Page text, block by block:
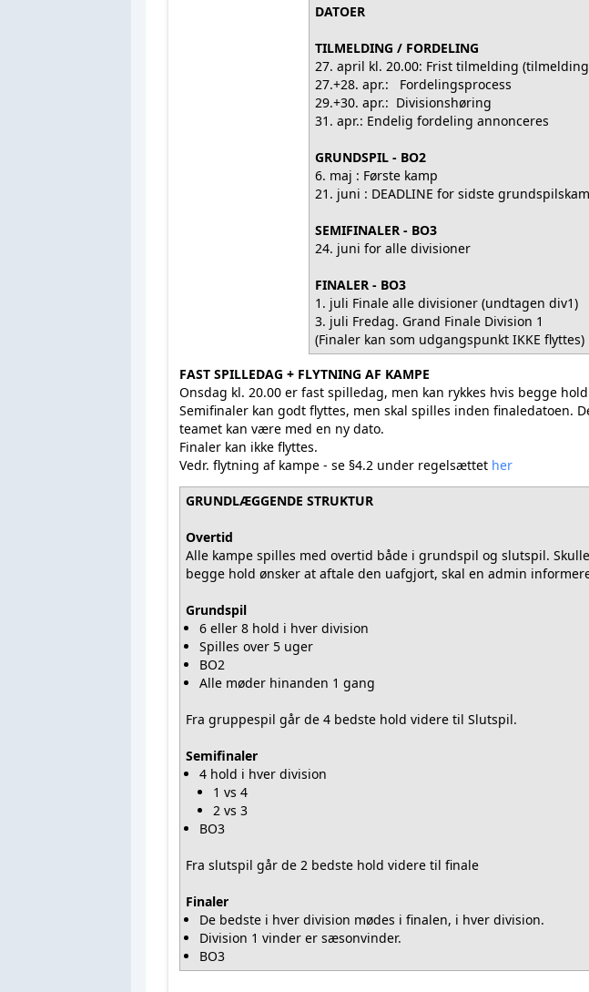
DATOER
TILMELDING / FORDELING
27. april kl. 20.00: Frist tilmelding
27.+28. apr.: Fordelingsprocess
29.+30. apr.: Divisionshøring
31. apr.: Endelig fordeling annonceres
GRUNDSPIL - BO2
6. maj : Første kamp
21. juni : DEADLINE for sidste
SEMIFINALER - BO3
24. juni for alle divisioner
FINALER - BO3
1. juli Finale alle divisioner (undtagen div1)
3. juli Fredag. Grand Finale Division 1
(Finaler kan som udgangspunkt IKKE flyttes)
FAST SPILLEDAG + FLYTNING AF KAMPE
Onsdag kl. 20.00 er fast spilledag, men kan rykkes hvis begge
Semifinaler kan godt flyttes, men skal spilles inden finaledatoen.
teamet kan være med en ny dato.
Finaler kan ikke flyttes.
Vedr. flytning af kampe - se §4.2 under regelsættet her
GRUNDLÆGGENDE STRUKTUR
Overtid
Alle kampe spilles med overtid både i grundspil og slutspil.
begge hold ønsker at aftale den uafgjort, skal en admin
Grundspil
6 eller 8 hold i hver division
Spilles over 5 uger
BO2
Alle møder hinanden 1 gang
Fra gruppespil går de 4 bedste hold videre til Slutspil.
Semifinaler
4 hold i hver division
1 vs 4
2 vs 3
BO3
Fra slutspil går de 2 bedste hold videre til finale
Finaler
De bedste i hver division mødes i finalen, i hver division.
Division 1 vinder er sæsonvinder.
BO3